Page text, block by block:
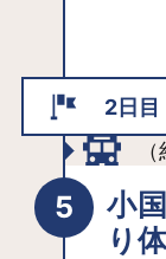
2日目
小
り